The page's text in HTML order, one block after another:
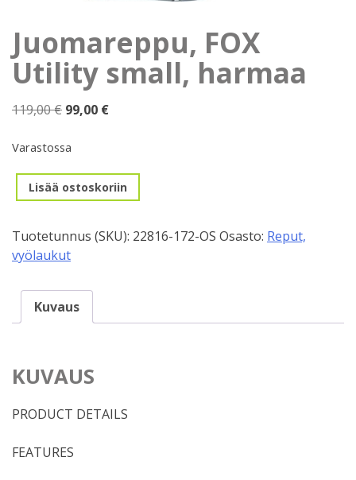
Juomareppu, FOX
Utility small, harmaa
119,00€ Alkuperäinen
oli:
99,00 €Nykyinen
Varastossa
Juomareppu,
FOX
small,
harmaa
Lisää ostoskoriin
Tuotetunnus (SKU): 22816-172-OS Osasto: Reput,
vyölaukut
Kuvaus
KUVAUS
PRODUCT DETAILS
FEATURES